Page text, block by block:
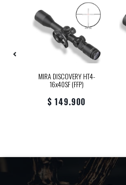
MIRA DISCOVERY HT4-
16x40SF (FFP)
$ 149.900